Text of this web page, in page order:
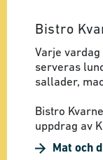
Bistro
Varje
serveras
sallader,
Bistro
uppdrag av
Mat och